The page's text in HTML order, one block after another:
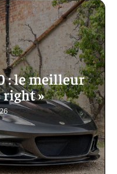
: le meilleur
»